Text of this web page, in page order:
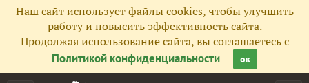
Наш сайт использует файлы cookies, чтобы улучшить
работу и повысить эффективность сайта.
Продолжая использование сайта, вы соглашаетесь с
Политикой конфиденциальности
ок